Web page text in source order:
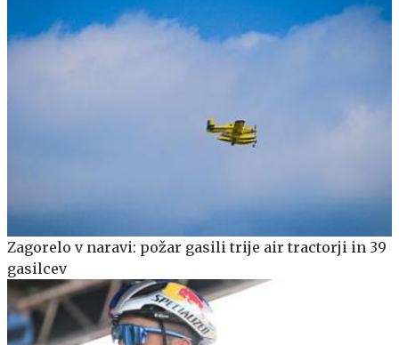
Zagorelo v naravi: požar gasili trije air tractorji in 39
gasilcev